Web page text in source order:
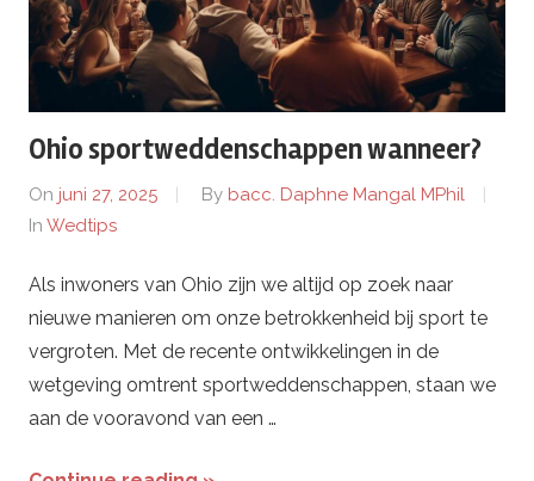
Ohio sportweddenschappen wanneer?
On juni 27, 2025 By bacc. Daphne Mangal MPhil
In Wedtips
Als inwoners van Ohio zijn we altijd op zoek naar
nieuwe manieren om onze betrokkenheid bij sport te
vergroten. Met de recente ontwikkelingen in de
wetgeving omtrent sportweddenschappen, staan we
aan de vooravond van een …